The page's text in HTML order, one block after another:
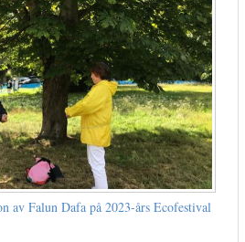
av Falun Dafa på 2023-års Ecofestival